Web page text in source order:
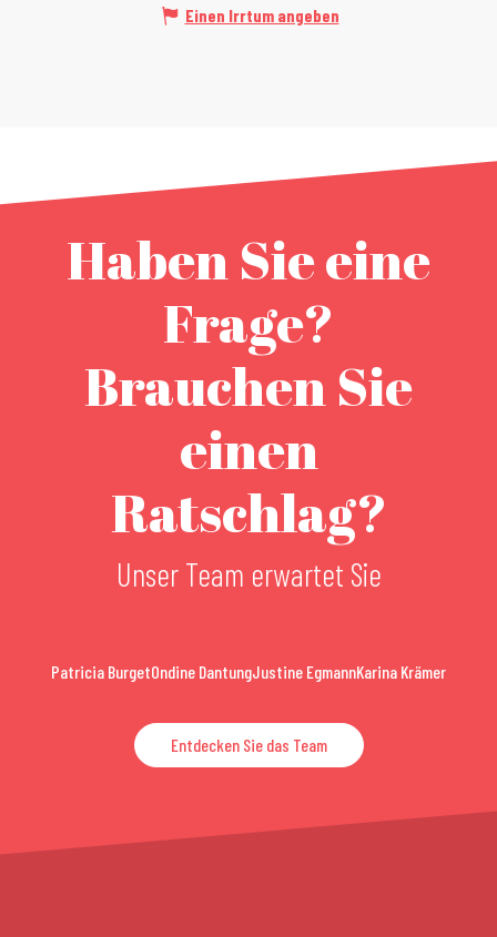
Einen Irrtum angeben
Haben Sie eine
Frage?
Brauchen Sie
einen
Ratschlag?
Unser Team erwartet Sie
Patricia BurgetOndine DantungJustine EgmannKarina Krämer
Entdecken Sie das Team